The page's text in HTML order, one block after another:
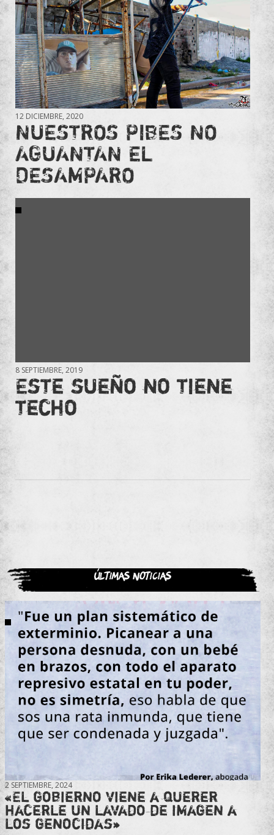
12 DICIEMBRE, 2020
NUESTROS PIBES NO
AGUANTAN EL
DESAMPARO
8 SEPTIEMBRE, 2019
Este sueño no tiene
techo
Últimas noticias
2 SEPTIEMBRE, 2024
«El gobierno viene a querer
hacerle un lavado de imagen a
los genocidas»